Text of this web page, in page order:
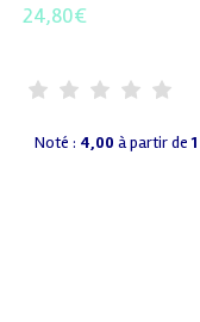
24,80€
Noté : 4,00 à partir de1